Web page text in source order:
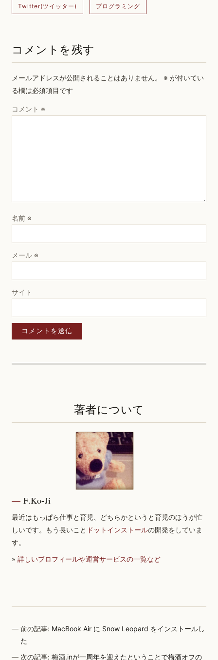
Twitter(ツイッター) プログラミング
コメントを残す
メールアドレスが公開されることはありません。 ※ が付いてい
る欄は必須項目です
コメント ※
名前 ※
メール ※
サイト
著者について
F.Ko-Ji
最近はもっぱら仕事と育児、どちらかというと育児のほうが忙
しいです。もう長いこと ドットインストールの開発をしていま
す。
» 詳しいプロフィールや運営サービスの一覧など
前の記事: MacBook Air に Snow Leopard をインストールし
た
次の記事:梅酒.inが一周年を迎えたということで梅酒オフの